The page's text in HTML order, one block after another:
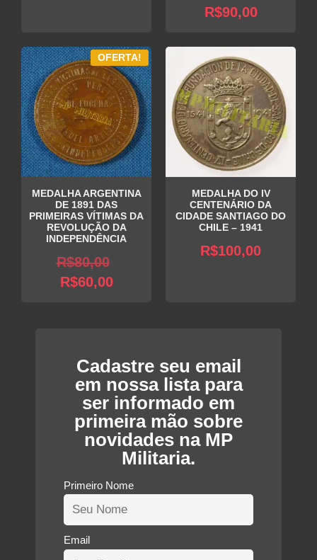
era:
R$90,00O
atual
é:
R$90,00.
OFERTA!
MEDALHA ARGENTINA
DE 1891 DAS
PRIMEIRAS VÍTIMAS DA
REVOLUÇÃO DA
INDEPENDÊNCIA
R$80,00
R$60,00O
R$60,00.
MEDALHA DO IV
CENTENÁRIO DA
CIDADE SANTIAGO DO
CHILE – 1941
R$100,00
Cadastre seu email
em nossa lista para
ser informado em
primeira mão sobre
novidades na MP
Militaria.
Primeiro Nome
Email